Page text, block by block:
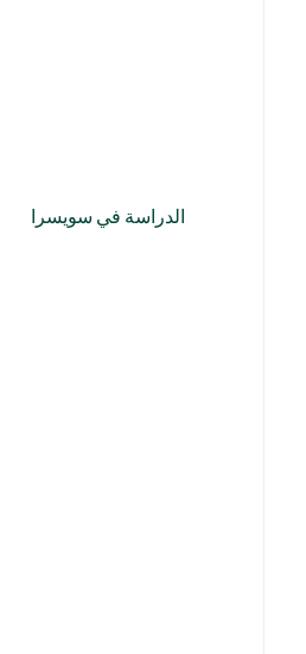
الدراسة في سويسرا